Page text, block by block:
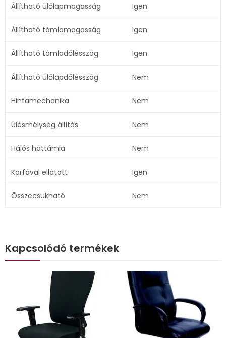
Állítható ülőlapmagasság Igen
Állítható támlamagasság Igen
Állítható támladőlésszög Igen
Állítható ülőlapdőlésszög Nem
Hintamechanika Nem
Ülésmélység állítás Nem
Hálós háttámla Nem
Karfával ellátott Igen
Összecsukható Nem
Kapcsolódó termékek